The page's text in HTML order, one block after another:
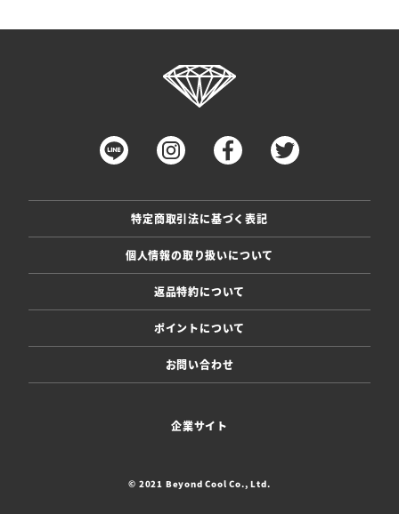
特定商取引法に基づく表記
個人情報の取り扱いについて
返品特約について
ポイントについて
お問い合わせ
企業サイト
© 2021 Beyond Cool Co., Ltd.